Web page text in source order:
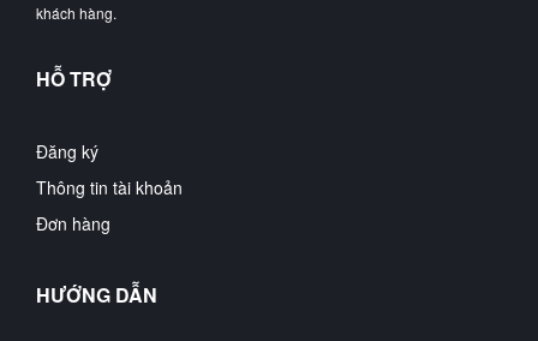
khách hàng.
HỖ TRỢ
Đăng ký
Thông tin tài khoản
Đơn hàng
HƯỚNG DẪN